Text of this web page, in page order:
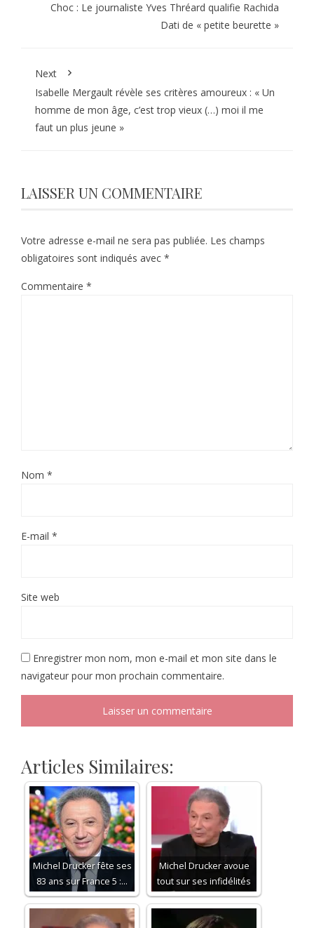
Choc : Le journaliste Yves Thréard qualifie Rachida
Dati de « petite beurette »
Next
Isabelle Mergault révèle ses critères amoureux : « Un
homme de mon âge, c’est trop vieux (…) moi il me
faut un plus jeune »
LAISSER UN COMMENTAIRE
Votre adresse e-mail ne sera pas publiée. Les champs
obligatoires sont indiqués avec *
Commentaire *
Nom *
E-mail *
Site web
Enregistrer mon nom, mon e-mail et mon site dans le
navigateur pour mon prochain commentaire.
Articles Similaires:
Michel Drucker fête ses
83 ans sur France 5 :…
Michel Drucker avoue
tout sur ses infidélités